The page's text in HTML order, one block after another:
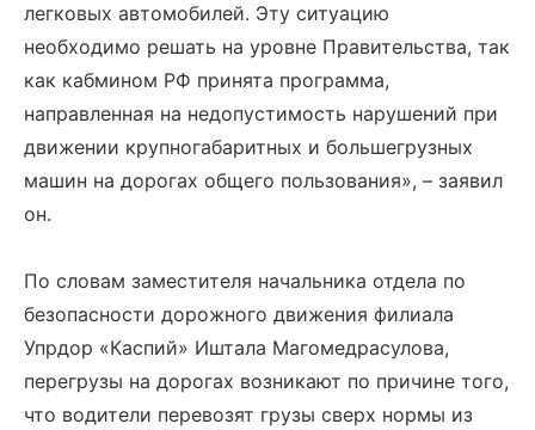
легковых автомобилей. Эту ситуацию
необходимо решать на уровне Правительства, так
как кабмином РФ принята программа,
направленная на недопустимость нарушений при
движении крупногабаритных и большегрузных
машин на дорогах общего пользования», – заявил
он.
По словам заместителя начальника отдела по
безопасности дорожного движения филиала
Упрдор «Каспий» Иштала Магомедрасулова,
перегрузы на дорогах возникают по причине того,
что водители перевозят грузы сверх нормы из